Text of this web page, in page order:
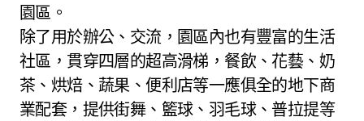
園區。
除了用於辦公、交流，園區內也有豐富的生活
社區，貫穿四層的超高滑梯，餐飲、花藝、奶
茶、烘焙、蔬果、便利店等一應俱全的地下商
業配套，提供街舞、籃球、羽毛球、普拉提等